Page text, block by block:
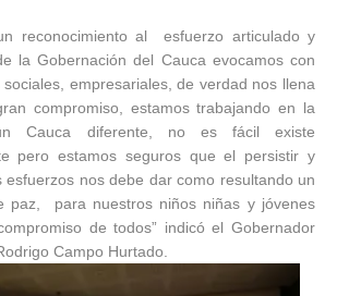
reconocimiento al esfuerzo articulado y
la Gobernación del Cauca evocamos con
empresariales, de verdad nos llena
compromiso, estamos trabajando en la
Cauca diferente, no es fácil existe
pero estamos seguros que el persistir y
esfuerzos nos debe dar como resultando un
paz, para nuestros niños niñas y jóvenes
de todos” indicó el Gobernador
Campo Hurtado.